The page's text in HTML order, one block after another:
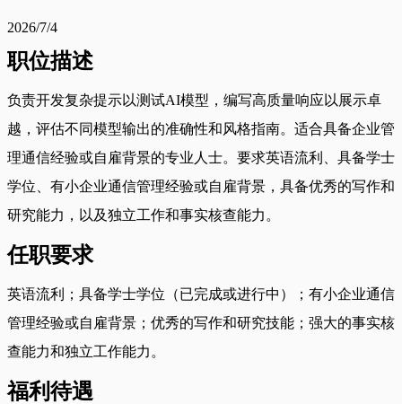
2026/7/4
职位描述
负责开发复杂提示以测试AI模型，编写高质量响应以展示卓
越，评估不同模型输出的准确性和风格指南。适合具备企业管
理通信经验或自雇背景的专业人士。要求英语流利、具备学士
学位、有小企业通信管理经验或自雇背景，具备优秀的写作和
研究能力，以及独立工作和事实核查能力。
任职要求
英语流利；具备学士学位（已完成或进行中）；有小企业通信
管理经验或自雇背景；优秀的写作和研究技能；强大的事实核
查能力和独立工作能力。
福利待遇